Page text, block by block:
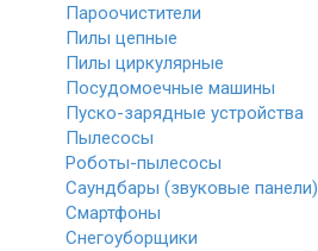
Пароочистители
Пилы цепные
Пилы циркулярные
Посудомоечные машины
Пуско-зарядные устройства
Пылесосы
Роботы-пылесосы
Саундбары (звуковые панели)
Смартфоны
Снегоуборщики